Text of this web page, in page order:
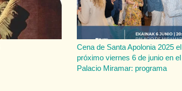
Cena de Santa Apolonia 2025 el
próximo viernes 6 de junio en el
Palacio Miramar: programa